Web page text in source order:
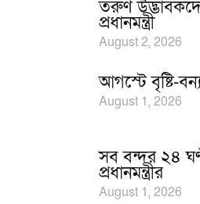
তরুণ
প্রধানমন্ত্রী
August 2, 2026
আগস্টে বৃষ্টি-
August 1, 2026
সব বন্দর ২৪
প্রধানমন্ত্রীর
August 1, 2026